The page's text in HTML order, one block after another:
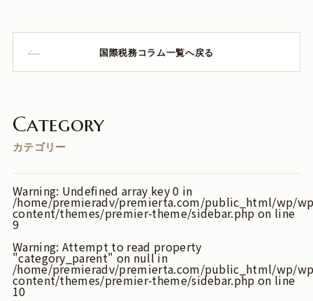
国際税務コラム一覧へ戻る
Category
カテゴリー
Warning: Undefined array key 0 in
/home/premieradv/premierta.com/public_html/wp/
content/themes/premier-theme/sidebar.php on line
9
Warning: Attempt to read property
"category_parent" on null in
/home/premieradv/premierta.com/public_html/wp/
content/themes/premier-theme/sidebar.php on line
10